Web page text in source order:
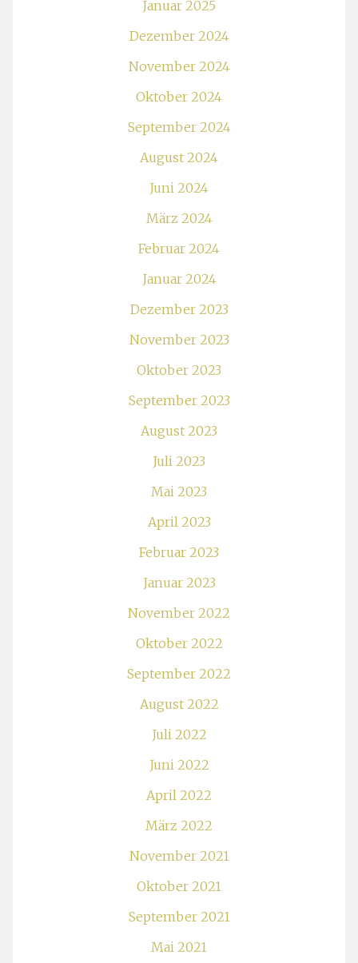
Januar 2025
Dezember 2024
November 2024
Oktober 2024
September 2024
August 2024
Juni 2024
März 2024
Februar 2024
Januar 2024
Dezember 2023
November 2023
Oktober 2023
September 2023
August 2023
Juli 2023
Mai 2023
April 2023
Februar 2023
Januar 2023
November 2022
Oktober 2022
September 2022
August 2022
Juli 2022
Juni 2022
April 2022
März 2022
November 2021
Oktober 2021
September 2021
Mai 2021